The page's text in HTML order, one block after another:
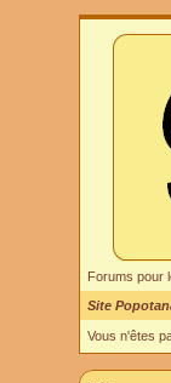
Forums pour
Site
Vous n'êtes